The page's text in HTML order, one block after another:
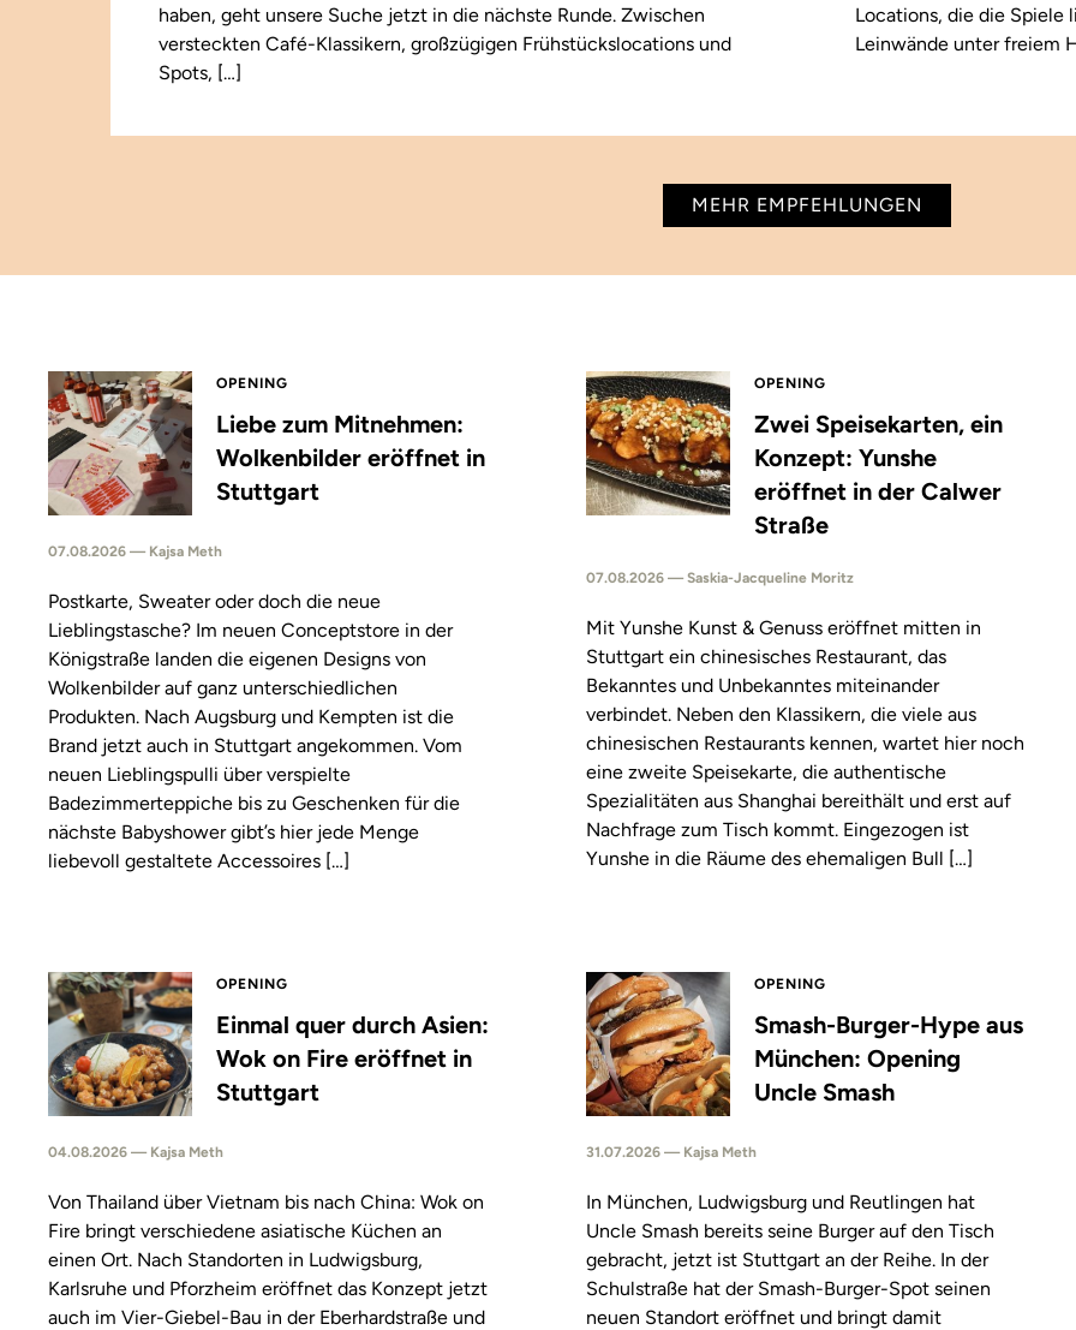
haben, geht unsere Suche jetzt in die nächste Runde. Zwischen
versteckten Café-Klassikern, großzügigen Frühstückslocations und
Spots, […]
Locations, die die Spiele
Leinwände unter freiem
MEHR EMPFEHLUNGEN
OPENING
Liebe zum Mitnehmen:
Wolkenbilder eröffnet in
Stuttgart
07.08.2026 — Kajsa Meth
Postkarte, Sweater oder doch die neue
Lieblingstasche? Im neuen Conceptstore in der
Königstraße landen die eigenen Designs von
Wolkenbilder auf ganz unterschiedlichen
Produkten. Nach Augsburg und Kempten ist die
Brand jetzt auch in Stuttgart angekommen. Vom
neuen Lieblingspulli über verspielte
Badezimmerteppiche bis zu Geschenken für die
nächste Babyshower gibt’s hier jede Menge
liebevoll gestaltete Accessoires […]
OPENING
Zwei Speisekarten, ein
Konzept: Yunshe
eröffnet in der Calwer
Straße
07.08.2026 — Saskia-Jacqueline Moritz
Mit Yunshe Kunst & Genuss eröffnet mitten in
Stuttgart ein chinesisches Restaurant, das
Bekanntes und Unbekanntes miteinander
verbindet. Neben den Klassikern, die viele aus
chinesischen Restaurants kennen, wartet hier noch
eine zweite Speisekarte, die authentische
Spezialitäten aus Shanghai bereithält und erst auf
Nachfrage zum Tisch kommt. Eingezogen ist
Yunshe in die Räume des ehemaligen Bull […]
OPENING
Einmal quer durch Asien:
Wok on Fire eröffnet in
Stuttgart
04.08.2026 — Kajsa Meth
Von Thailand über Vietnam bis nach China: Wok on
Fire bringt verschiedene asiatische Küchen an
einen Ort. Nach Standorten in Ludwigsburg,
Karlsruhe und Pforzheim eröffnet das Konzept jetzt
auch im Vier-Giebel-Bau in der Eberhardstraße und
OPENING
Smash-Burger-Hype aus
München: Opening
Uncle Smash
31.07.2026 — Kajsa Meth
In München, Ludwigsburg und Reutlingen hat
Uncle Smash bereits seine Burger auf den Tisch
gebracht, jetzt ist Stuttgart an der Reihe. In der
Schulstraße hat der Smash-Burger-Spot seinen
neuen Standort eröffnet und bringt damit